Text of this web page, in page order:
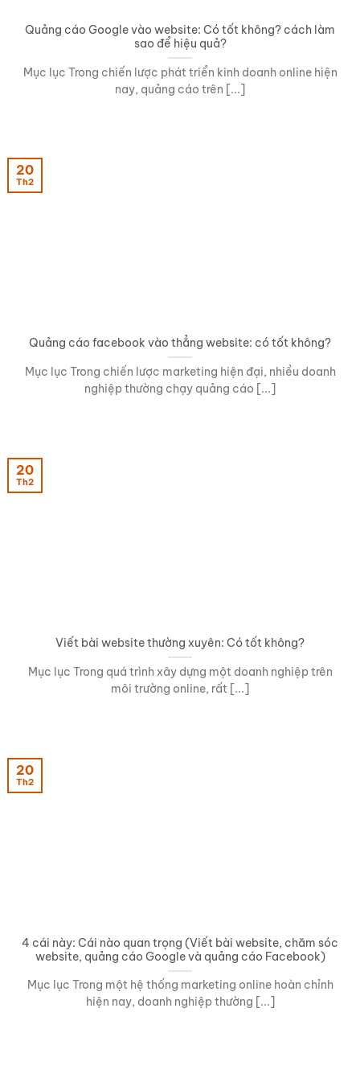
Quảng cáo Google vào website: Có tốt không? cách làm
sao để hiệu quả?
Mục lục Trong chiến lược phát triển kinh doanh online hiện
nay, quảng cáo trên [...]
Quảng cáo facebook vào thẳng website: có tốt không?
Mục lục Trong chiến lược marketing hiện đại, nhiều doanh
nghiệp thường chạy quảng cáo [...]
20
Th2
Viết bài website thường xuyên: Có tốt không?
Mục lục Trong quá trình xây dựng một doanh nghiệp trên
môi trường online, rất [...]
20
Th2
4 cái này: Cái nào quan trọng (Viết bài website, chăm sóc
website, quảng cáo Google và quảng cáo Facebook)
Mục lục Trong một hệ thống marketing online hoàn chỉnh
hiện nay, doanh nghiệp thường [...]
20
Th2